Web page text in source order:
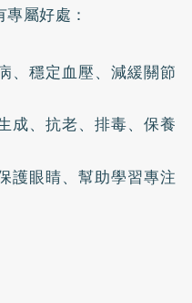
屬好處：
、穩定血壓、減緩關節
成、抗老、排毒、保養
護眼睛、幫助學習專注